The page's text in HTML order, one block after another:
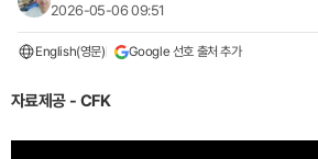
2026-05-06 09:51
English(영문) Google 선호 출처 추가
자료제공 - CFK